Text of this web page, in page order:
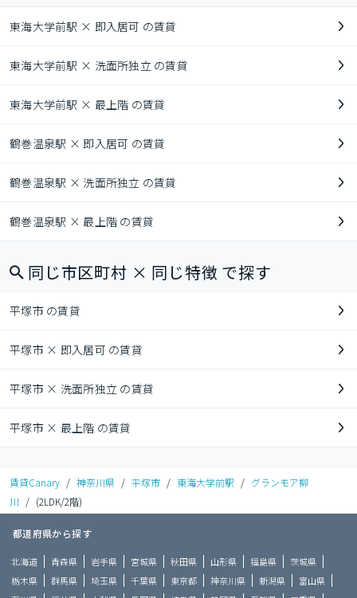
東海大学前駅 × 即入居可 の賃貸
東海大学前駅 × 洗面所独立 の賃貸
東海大学前駅 × 最上階 の賃貸
鶴巻温泉駅 × 即入居可 の賃貸
鶴巻温泉駅 × 洗面所独立 の賃貸
鶴巻温泉駅 × 最上階 の賃貸
同じ市区町村 × 同じ特徴 で探す
平塚市 の賃貸
平塚市 × 即入居可 の賃貸
平塚市 × 洗面所独立 の賃貸
平塚市 × 最上階 の賃貸
賃貸Canary / 神奈川県 / 平塚市 / 東海大学前駅 / グランモア柳
川 / (2LDK/2階)
都道府県から探す
北海道 青森県 岩手県 宮城県 秋田県 山形県 福島県
茨城県
栃木県
群馬県 埼玉県 千葉県 東京都 神奈川県 新潟県
富山県